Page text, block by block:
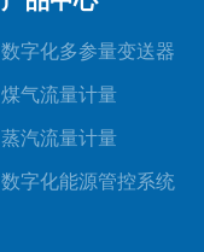
数字化多参量变送器
煤气流量计量
蒸汽流量计量
数字化能源管控系统